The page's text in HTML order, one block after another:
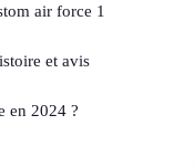
air force 1
et avis
en 2024 ?